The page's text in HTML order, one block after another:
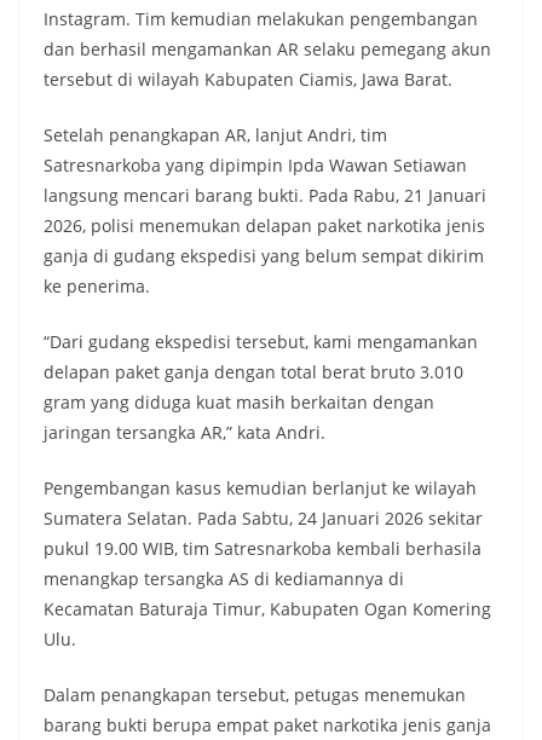
Instagram. Tim kemudian melakukan pengembangan
dan berhasil mengamankan AR selaku pemegang akun
tersebut di wilayah Kabupaten Ciamis, Jawa Barat.
Setelah penangkapan AR, lanjut Andri, tim
Satresnarkoba yang dipimpin Ipda Wawan Setiawan
langsung mencari barang bukti. Pada Rabu, 21 Januari
2026, polisi menemukan delapan paket narkotika jenis
ganja di gudang ekspedisi yang belum sempat dikirim
ke penerima.
“Dari gudang ekspedisi tersebut, kami mengamankan
delapan paket ganja dengan total berat bruto 3.010
gram yang diduga kuat masih berkaitan dengan
jaringan tersangka AR,” kata Andri.
Pengembangan kasus kemudian berlanjut ke wilayah
Sumatera Selatan. Pada Sabtu, 24 Januari 2026 sekitar
pukul 19.00 WIB, tim Satresnarkoba kembali berhasila
menangkap tersangka AS di kediamannya di
Kecamatan Baturaja Timur, Kabupaten Ogan Komering
Ulu.
Dalam penangkapan tersebut, petugas menemukan
barang bukti berupa empat paket narkotika jenis ganja